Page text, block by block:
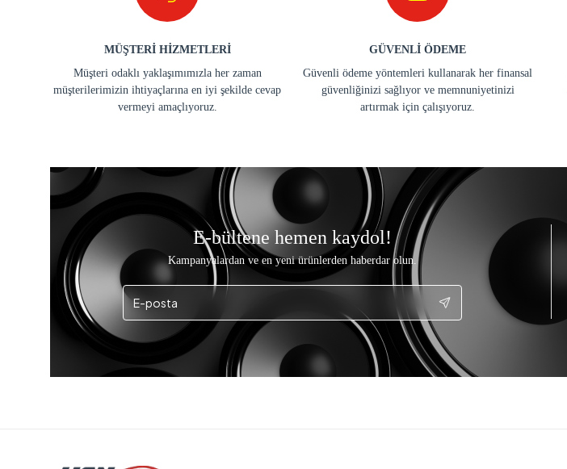
MÜŞTERİ HİZMETLERİ
Müşteri odaklı yaklaşımımızla her zaman
müşterilerimizin ihtiyaçlarına en iyi şekilde cevap
vermeyi amaçlıyoruz.
GÜVENLİ ÖDEME
Güvenli ödeme yöntemleri kullanarak her finansal
güvenliğinizi sağlıyor ve memnuniyetinizi
artırmak için çalışıyoruz.
E-bültene hemen kaydol!
Kampanyalardan ve en yeni ürünlerden haberdar olun.